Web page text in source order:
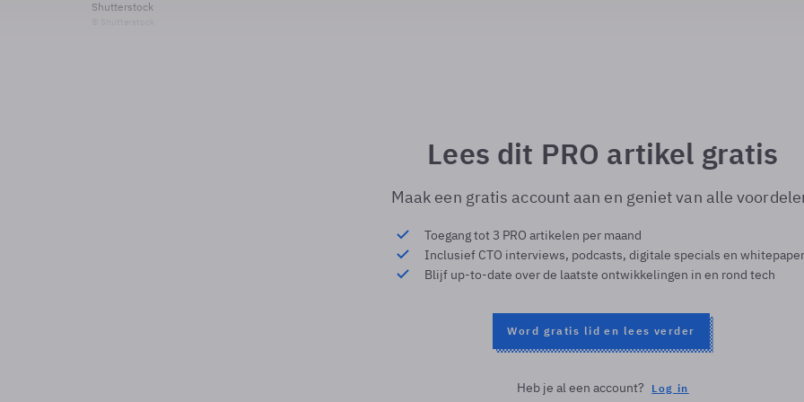
Shutterstock
Lees dit PRO artikel gratis
Maak een gratis account aan en geniet van alle
Toegang tot 3 PRO artikelen per maand
Inclusief CTO interviews, podcasts, digitale specials en
Blijf up-to-date over de laatste ontwikkelingen in en rond tech
Word gratis lid en lees verder
Heb je al een account? Log in